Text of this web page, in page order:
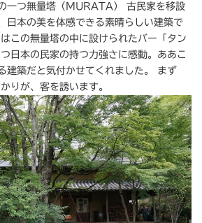
一つ無量塔（MURATA） 古民家を移設
日本の美を体感できる素晴らしい建築で
この無量塔の中に設けられたバー「タン
日本の民家の持つ力強さに感動。ああこ
建築だと気付かせてくれました。 まず
りが、客を誘います。